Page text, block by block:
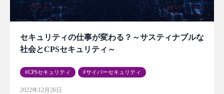
セキュリティの仕事が変わる？～サスティナブルな
社会とCPSセキュリティ～
CPSセキュリティ サイバーセキュリティ
2022年12月26日